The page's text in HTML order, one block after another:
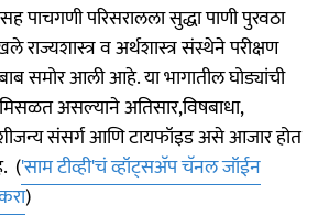
पाचगणी परिसरालला सुद्धा पाणी पुरवठा
राज्यशास्त्र व अर्थशास्त्र संस्थेने परीक्षण
समोर आली आहे. या भागातील घोड्यांची
मिसळत असल्याने अतिसार,विषबाधा,
संसर्ग आणि टायफॉइड असे आजार होत
('साम टीव्ही'चं व्हॉट्सअ‍ॅप चॅनल जॉईन
)